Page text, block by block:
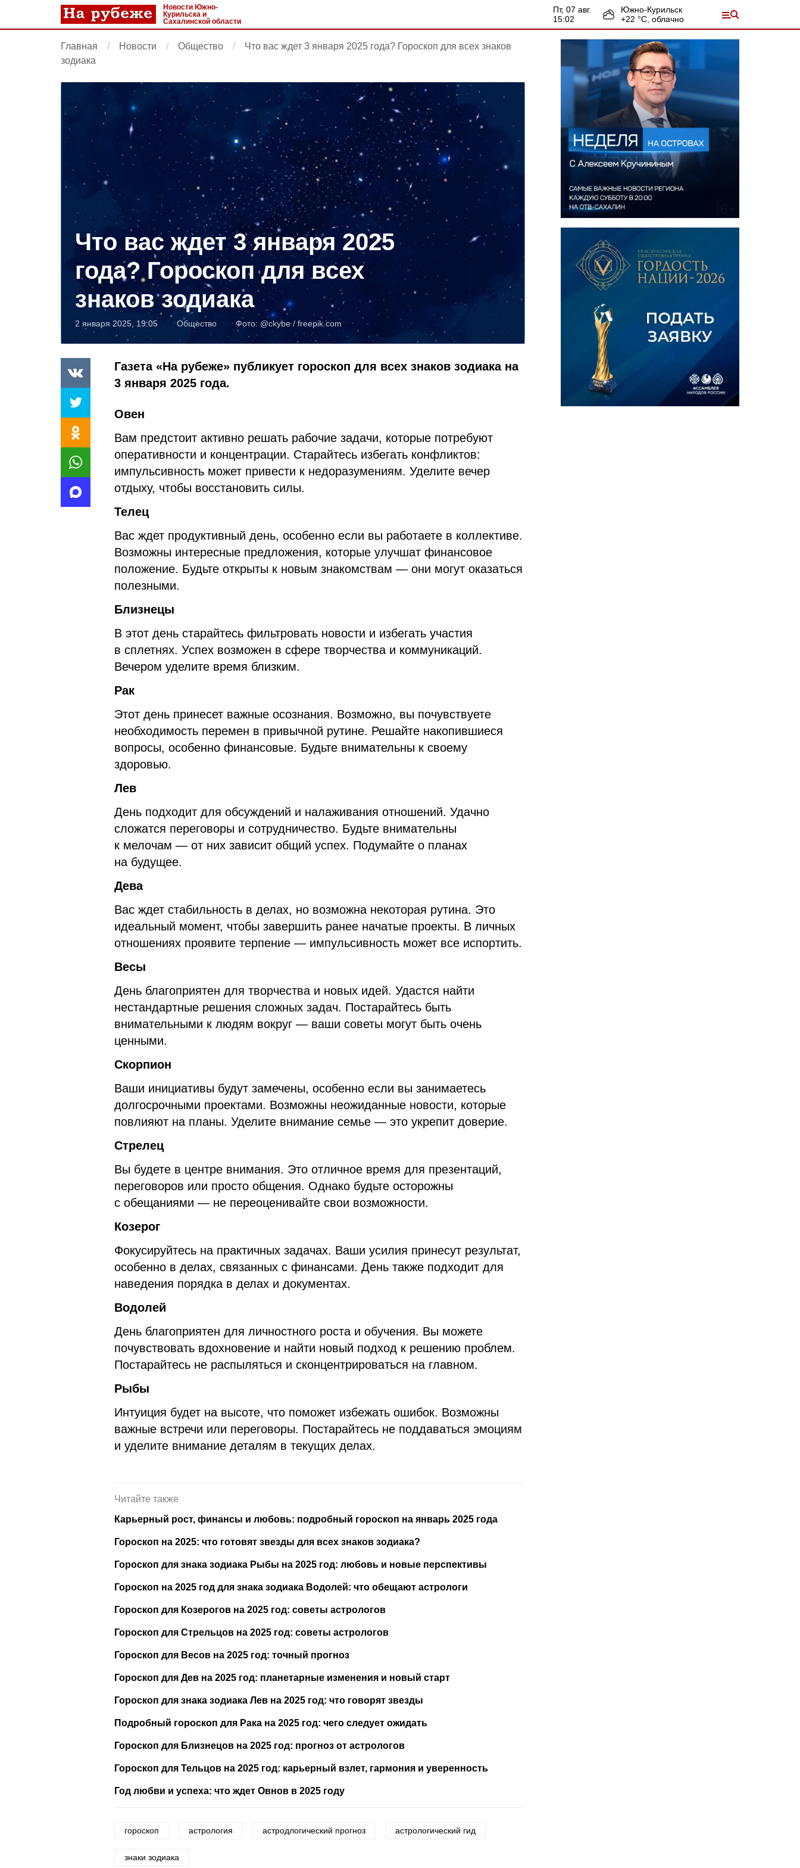
Новости Южно-
Курильска и
Сахалинской области
пт, 07 авг.
15:02
Южно-Курильск
+22 °С, облачно
Главная Новости Общество
Что вас ждет 3 января 2025 года? Гороскоп для всех знаков
зодиака
Что вас ждет 3 января 2025
года? Гороскоп для всех
знаков зодиака
2 января 2025, 19:05 Общество Фото: @ckybe / freepik.com
Газета «На рубеже» публикует гороскоп для всех знаков зодиака на
3 января 2025 года.
Овен
Вам предстоит активно решать рабочие задачи, которые потребуют
оперативности и концентрации. Старайтесь избегать конфликтов:
импульсивность может привести к недоразумениям. Уделите вечер
отдыху, чтобы восстановить силы.
Телец
Вас ждет продуктивный день, особенно если вы работаете в коллективе.
Возможны интересные предложения, которые улучшат финансовое
положение. Будьте открыты к новым знакомствам — они могут оказаться
полезными.
Близнецы
В этот день старайтесь фильтровать новости и избегать участия
в сплетнях. Успех возможен в сфере творчества и коммуникаций.
Вечером уделите время близким.
Рак
Этот день принесет важные осознания. Возможно, вы почувствуете
необходимость перемен в привычной рутине. Решайте накопившиеся
вопросы, особенно финансовые. Будьте внимательны к своему
здоровью.
Лев
День подходит для обсуждений и налаживания отношений. Удачно
сложатся переговоры и сотрудничество. Будьте внимательны
к мелочам — от них зависит общий успех. Подумайте о планах
на будущее.
Дева
Вас ждет стабильность в делах, но возможна некоторая рутина. Это
идеальный момент, чтобы завершить ранее начатые проекты. В личных
отношениях проявите терпение — импульсивность может все испортить.
Весы
День благоприятен для творчества и новых идей. Удастся найти
нестандартные решения сложных задач. Постарайтесь быть
внимательными к людям вокруг — ваши советы могут быть очень
ценными.
Скорпион
Ваши инициативы будут замечены, особенно если вы занимаетесь
долгосрочными проектами. Возможны неожиданные новости, которые
повлияют на планы. Уделите внимание семье — это укрепит доверие.
Стрелец
Вы будете в центре внимания. Это отличное время для презентаций,
переговоров или просто общения. Однако будьте осторожны
с обещаниями — не переоценивайте свои возможности.
Козерог
Фокусируйтесь на практичных задачах. Ваши усилия принесут результат,
особенно в делах, связанных с финансами. День также подходит для
наведения порядка в делах и документах.
Водолей
День благоприятен для личностного роста и обучения. Вы можете
почувствовать вдохновение и найти новый подход к решению проблем.
Постарайтесь не распыляться и сконцентрироваться на главном.
Рыбы
Интуиция будет на высоте, что поможет избежать ошибок. Возможны
важные встречи или переговоры. Постарайтесь не поддаваться эмоциям
и уделите внимание деталям в текущих делах.
Читайте также
Карьерный рост, финансы и любовь: подробный гороскоп на январь 2025 года
Гороскоп на 2025: что готовят звезды для всех знаков зодиака?
Гороскоп для знака зодиака Рыбы на 2025 год: любовь и новые перспективы
Гороскоп на 2025 год для знака зодиака Водолей: что обещают астрологи
Гороскоп для Козерогов на 2025 год: советы астрологов
Гороскоп для Стрельцов на 2025 год: советы астрологов
Гороскоп для Весов на 2025 год: точный прогноз
Гороскоп для Дев на 2025 год: планетарные изменения и новый старт
Гороскоп для знака зодиака Лев на 2025 год: что говорят звезды
Подробный гороскоп для Рака на 2025 год: чего следует ожидать
Гороскоп для Близнецов на 2025 год: прогноз от астрологов
Гороскоп для Тельцов на 2025 год: карьерный взлет, гармония и уверенность
Год любви и успеха: что ждет Овнов в 2025 году
гороскоп астрология астродлогический прогноз астрологический гид
знаки зодиака